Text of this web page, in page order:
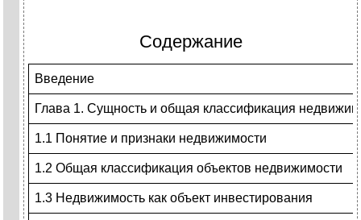
Содержание
Введение
Глава 1. Сущность и общая классификация
1.1 Понятие и признаки недвижимости
1.2 Общая классификация объектов недвижимости
1.3 Недвижимость как объект инвестирования